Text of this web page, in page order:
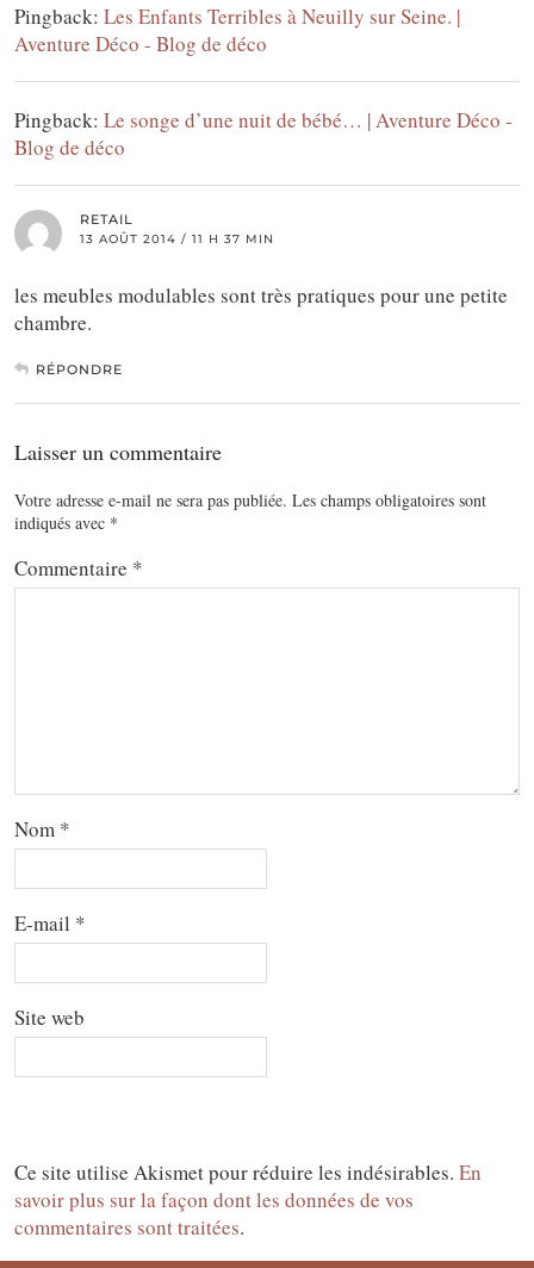
Pingback: Les Enfants Terribles à Neuilly sur Seine. |
Aventure Déco - Blog de déco
Pingback: Le songe d’une nuit de bébé… | Aventure Déco -
Blog de déco
RETAIL
13 AOÛT 2014 / 11 H 37 MIN
les meubles modulables sont très pratiques pour une petite
chambre.
RÉPONDRE
Laisser un commentaire
Votre adresse e-mail ne sera pas publiée. Les champs obligatoires sont
indiqués avec *
Commentaire *
Nom *
E-mail *
Site web
Ce site utilise Akismet pour réduire les indésirables. En
savoir plus sur la façon dont les données de vos
commentaires sont traitées.